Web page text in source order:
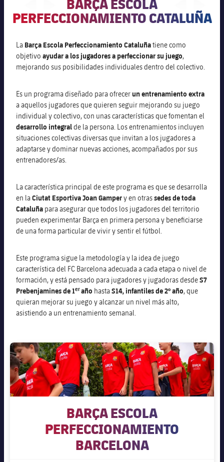
Instalaciones
PERFECCIONAMIENTO CATALUÑA
La Barça Escola Perfeccionamiento Cataluñatiene como
objetivo ayudar a los jugadores a perfeccionar su juego,
mejorando sus posibilidades individuales dentro del colectivo.
Es un programa diseñado para ofrecer un entrenamiento extra
a aquellos jugadores que quieren seguir mejorando su juego
individual y colectivo, con unas características que fomentan el
desarrollo integralde la persona. Los entrenamientos incluyen
situaciones colectivas diversas que invitan a los jugadores a
adaptarse y dominar nuevas acciones, acompañados por sus
entrenadores/as.
La característica principal de este programa es que se desarrolla
en la Ciutat Esportiva Joan Gampery en otrassedes de toda
Cataluña para asegurar que todos los jugadores del territorio
pueden experimentar Barça en primera persona y beneficiarse
de una forma particular de vivir y sentir el fútbol.
Este programa sigue la metodología y la idea de juego
característica del FC Barcelona adecuada a cada etapa o nivel de
formación, y está pensado para jugadores y jugadoras desdeS7
Prebenjamines de 1eraño hasta S14, infantiles de 2º año, que
quieran mejorar su juego y alcanzar un nivel más alto,
asistiendo a un entrenamiento semanal.
BARÇA ESCOLA
PERFECCIONAMIENTO
BARCELONA